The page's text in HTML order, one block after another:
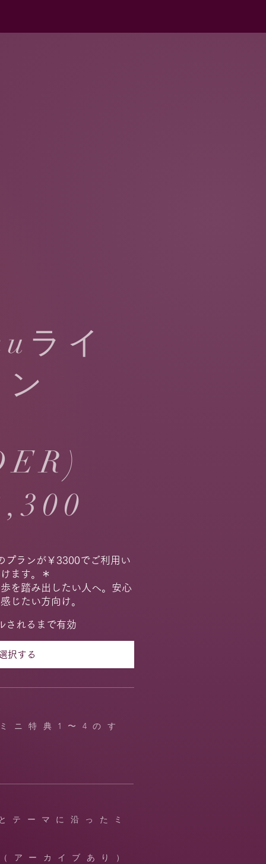
ライ
プランが￥3300でご利用い
ます。＊
を踏み出したい人へ。安心
じたい方向け。
されるまで有効
択する
ニ特典1〜4のす
テーマに沿ったミ
アーカイブあり）